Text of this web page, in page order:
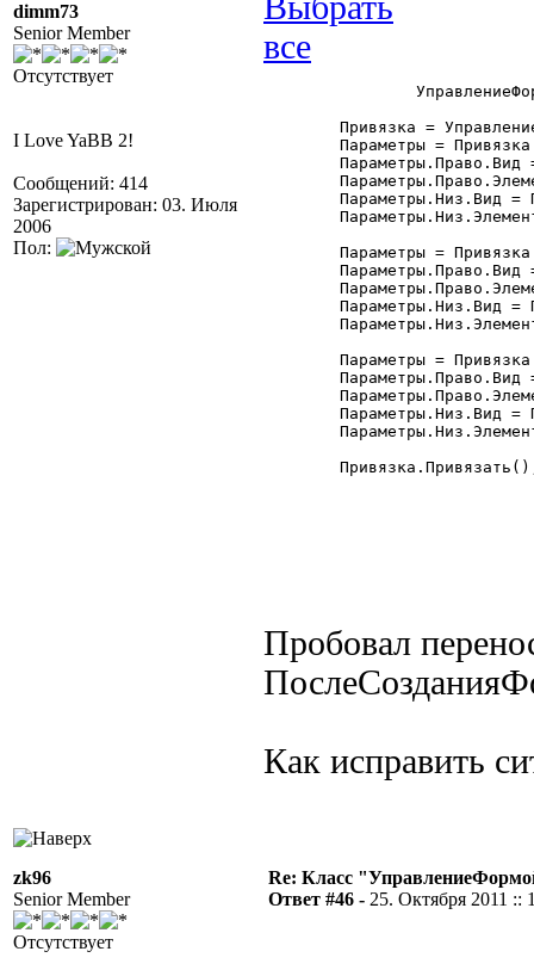
dimm73
Senior Member
Отсутствует
I Love YaBB 2!
Сообщений: 414
Зарегистрирован: 03. Июля
2006
Пол:
Пробовал
Как исправить
zk96
Senior Member
Отсутствует
Re: Класс
Ответ #46 - 25. Октября 2011 ::